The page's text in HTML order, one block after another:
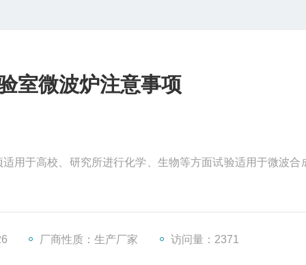
室微波炉注意事项
用于高校、研究所进行化学、生物等方面试验适用于微波合
厂商性质：生产厂家 访问量：2371